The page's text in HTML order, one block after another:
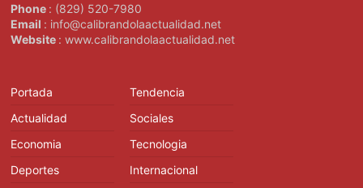
Phone : (829) 520-7980
Email : info@calibrandolaactualidad.net
Website : www.calibrandolaactualidad.net
Portada
Actualidad
Economia
Deportes
Tendencia
Sociales
Tecnologia
Internacional